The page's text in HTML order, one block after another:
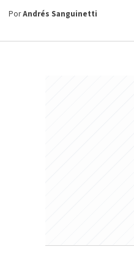
PorAndrés Sanguinetti